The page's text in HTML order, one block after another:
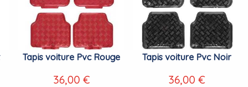
Tapis voiture Pvc Rouge
36,00 €
Tapis voiture Pvc Noir
36,00 €